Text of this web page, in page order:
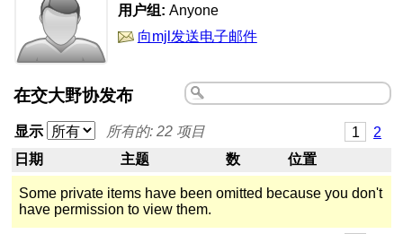
用户组: Anyone
向mjl发送电子邮件
在交大野协发布
1 2
显示
所有的: 22 项目
日期
主题 数 位置
Some private items have been omitted because you don't
have permission to view them.